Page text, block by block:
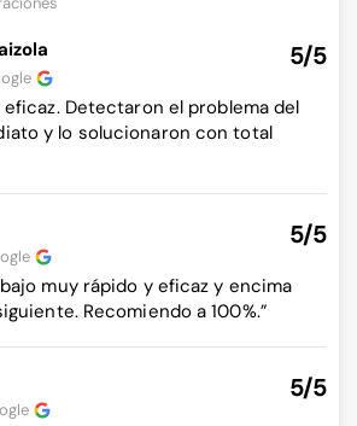
5/5
Detectaron el problema del
y lo solucionaron con total
5/5
muy rápido y eficaz y encima
Recomiendo a 100%.”
5/5